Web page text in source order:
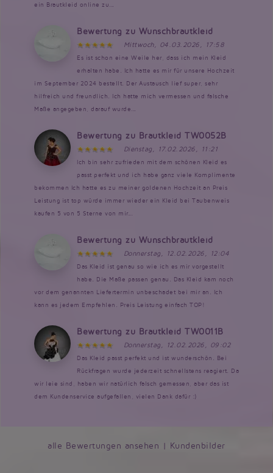
ein Brautkleid online zu...
Bewertung zu Wunschbrautkleid
Mittwoch, 04.03.2026, 17:58
Es ist schon eine Weile her, dass ich mein Kleid
erhalten habe. Ich hatte es mir für unsere Hochzeit
im September 2024 bestellt. Der Austausch lief super, sehr
hilfreich und freundlich. Ich hatte mich vermessen und falsche
Maße angegeben, darauf wurde...
Bewertung zu Brautkleid TW0052B
Dienstag, 17.02.2026, 11:21
Ich bin sehr zufrieden mit dem schönen Kleid es
passt perfekt und ich habe ganz viele Komplimente
bekommen Ich hatte es zu meiner goldenen Hochzeit an Preis
Leistung ist top würde immer wieder ein Kleid bei Taubenweis
kaufen 5 von 5 Sterne von mir...
Bewertung zu Wunschbrautkleid
Donnerstag, 12.02.2026, 12:04
Das Kleid ist genau so wie ich es mir vorgestellt
habe. Die Maße passen genau. Das Kleid kam noch
vor dem genannten Liefertermin unbeschadet bei mir an. Ich
kann es jedem Empfehlen. Preis Leistung einfach TOP!
Bewertung zu Brautkleid TW0011B
Donnerstag, 12.02.2026, 09:02
Das Kleid passt perfekt und ist wunderschön. Bei
Rückfragen wurde jederzeit schnellstens reagiert. Da
wir leie sind, haben wir natürlich falsch gemessen, aber das ist
dem Kundenservice aufgefallen, vielen Dank dafür :)
alle Bewertungen ansehen | Kundenbilder